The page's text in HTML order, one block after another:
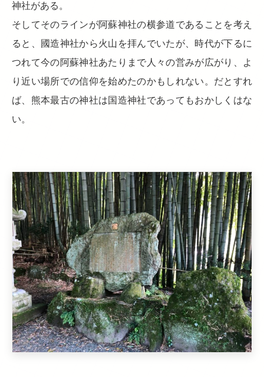
神社がある。
そしてそのラインが阿蘇神社の横参道であることを考え
ると、國造神社から火山を拝んでいたが、時代が下るに
つれて今の阿蘇神社あたりまで人々の営みが広がり、よ
り近い場所での信仰を始めたのかもしれない。だとすれ
ば、熊本最古の神社は国造神社であってもおかしくはな
い。